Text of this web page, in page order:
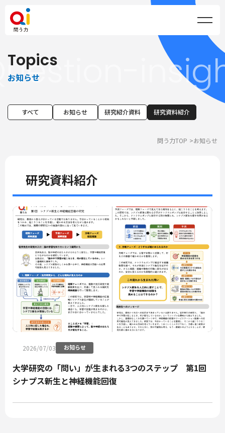
Topics
お知らせ
すべて お知らせ 研究紹介資料 研究資料紹介
問う力TOP お知らせ
研究資料紹介
2026/07/03 お知らせ
大学研究の「問い」が生まれる3つのステップ 第1回
シナプス新生と神経機能回復